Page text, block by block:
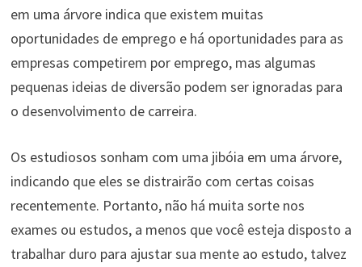
em uma árvore indica que existem muitas
oportunidades de emprego e há oportunidades para as
empresas competirem por emprego, mas algumas
pequenas ideias de diversão podem ser ignoradas para
o desenvolvimento de carreira.
Os estudiosos sonham com uma jibóia em uma árvore,
indicando que eles se distrairão com certas coisas
recentemente. Portanto, não há muita sorte nos
exames ou estudos, a menos que você esteja disposto a
trabalhar duro para ajustar sua mente ao estudo, talvez